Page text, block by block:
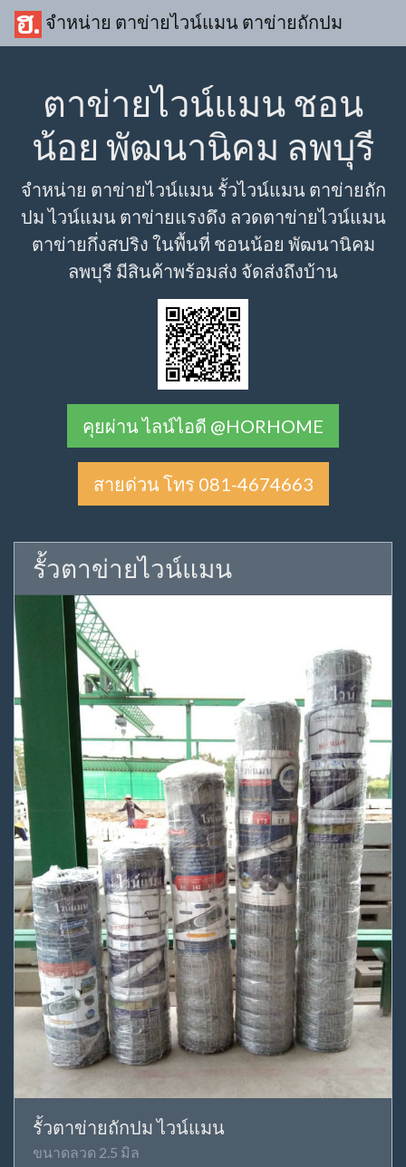
จำหน่าย ตาข่ายไวน์แมน ตาข่ายถักปม
ตาข่ายไวน์แมน ชอน
น้อย พัฒนานิคม ลพบุรี
จำหน่าย ตาข่ายไวน์แมน รั้วไวน์แมน ตาข่ายถัก
ปม ไวน์แมน ตาข่ายแรงดึง ลวดตาข่ายไวน์แมน
ตาข่ายกึ่งสปริง ในพื้นที่ ชอนน้อย พัฒนานิคม
ลพบุรี มีสินค้าพร้อมส่ง จัดส่งถึงบ้าน
คุยผ่าน ไลน์ไอดี @HORHOME
สายด่วน โทร 081-4674663
รั้วตาข่ายไวน์แมน
รั้วตาข่ายถักปม ไวน์แมน
ขนาดลวด 2.5 มิล